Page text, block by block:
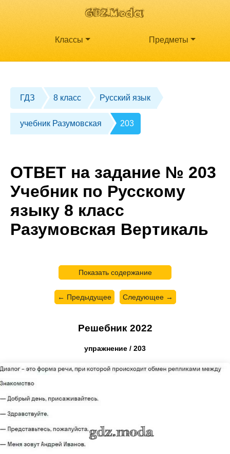
Классы Предметы
ГДЗ 8 класс Русский язык
учебник Разумовская 203
ОТВЕТ на задание № 203
Учебник по Русскому
языку 8 класс
Разумовская Вертикаль
Показать содержание
← Предыдущее Следующее →
Решебник 2022
упражнение / 203